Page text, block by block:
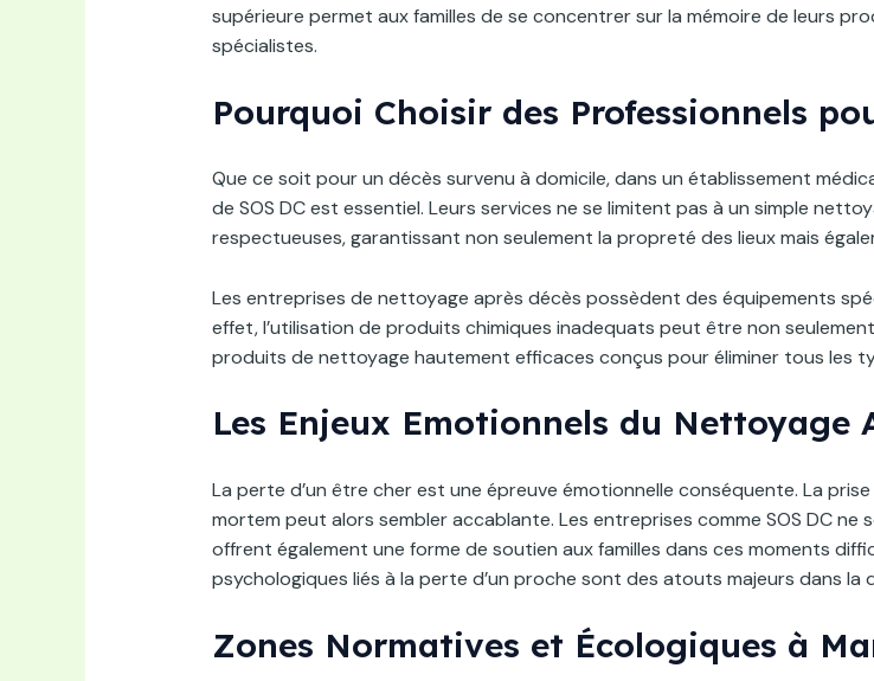
supérieure permet aux familles de se concentrer sur la mémoire de leurs
spécialistes.
Pourquoi Choisir des Professionnels
Que ce soit pour un décès survenu à domicile, dans un établissement
de SOS DC est essentiel. Leurs services ne se limitent pas à un simple
respectueuses, garantissant non seulement la propreté des lieux mais
Les entreprises de nettoyage après décès possèdent des équipements
effet, l’utilisation de produits chimiques inadequats peut être non
produits de nettoyage hautement efficaces conçus pour éliminer tous les
Les Enjeux Emotionnels du Nettoyage
La perte d’un être cher est une épreuve émotionnelle conséquente. La
mortem peut alors sembler accablante. Les entreprises comme SOS DC
offrent également une forme de soutien aux familles dans ces moments
psychologiques liés à la perte d’un proche sont des atouts majeurs dans la
Zones Normatives et Écologiques à